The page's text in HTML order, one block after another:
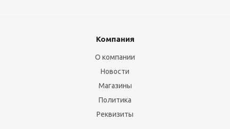
Компания
О компании
Новости
Магазины
Политика
Реквизиты